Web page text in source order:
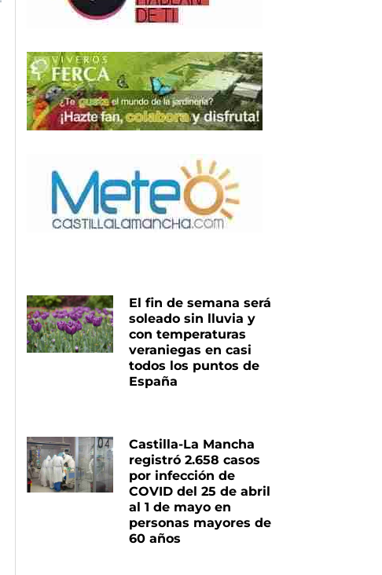
El fin de semana será
soleado sin lluvia y
con temperaturas
veraniegas en casi
todos los puntos de
España
Castilla-La Mancha
registró 2.658 casos
por infección de
COVID del 25 de abril
al 1 de mayo en
personas mayores de
60 años